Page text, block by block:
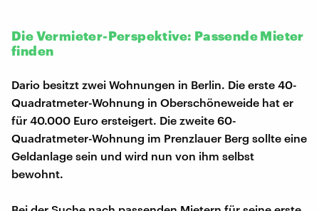
Die Vermieter-Perspektive: Passende Mieter
finden
Dario besitzt zwei Wohnungen in Berlin. Die erste 40-
Quadratmeter-Wohnung in Oberschöneweide hat er
für 40.000 Euro ersteigert. Die zweite 60-
Quadratmeter-Wohnung im Prenzlauer Berg sollte eine
Geldanlage sein und wird nun von ihm selbst
bewohnt.